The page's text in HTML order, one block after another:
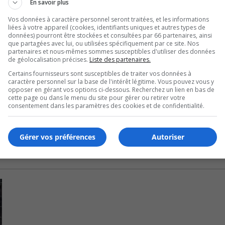
de « main d’œuvre indépendante » l’an dernier, en
ce qui nuit à la qualité des soins.
une relation à long terme avec les patients.
dans la région.
En savoir plus
Vos données à caractère personnel seront traitées, et les informations
liées à votre appareil (cookies, identifiants uniques et autres types de
données) pourront être stockées et consultées par 66 partenaires, ainsi
que partagées avec lui, ou utilisées spécifiquement par ce site. Nos
partenaires et nous-mêmes sommes susceptibles d'utiliser des données
de géolocalisation précises. Liste des partenaires.
Certains fournisseurs sont susceptibles de traiter vos données à
caractère personnel sur la base de l'intérêt légitime. Vous pouvez vous y
opposer en gérant vos options ci-dessous. Recherchez un lien en bas de
cette page ou dans le menu du site pour gérer ou retirer votre
consentement dans les paramètres des cookies et de confidentialité.
Autoriser
Gérer vos préférences